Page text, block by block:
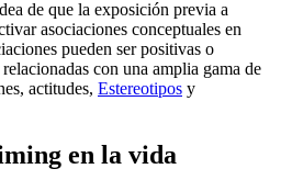
de que la exposición previa a
asociaciones conceptuales en
pueden ser positivas o
con una amplia gama de
actitudes, Estereotipos y
en la vida